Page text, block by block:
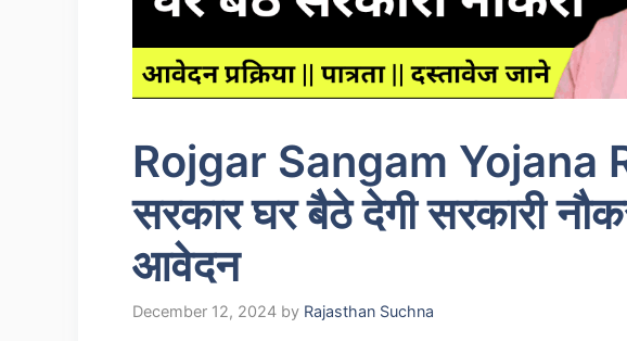
Rojgar Sangam Yojana
सरकार घर बैठे देगी सरकारी
आवेदन
December 12, 2024 by Rajasthan Suchna